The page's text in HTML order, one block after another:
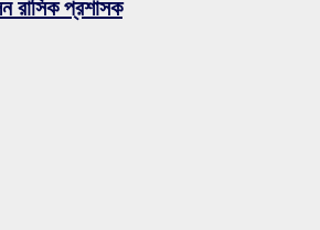
রাসিক প্রশাসক